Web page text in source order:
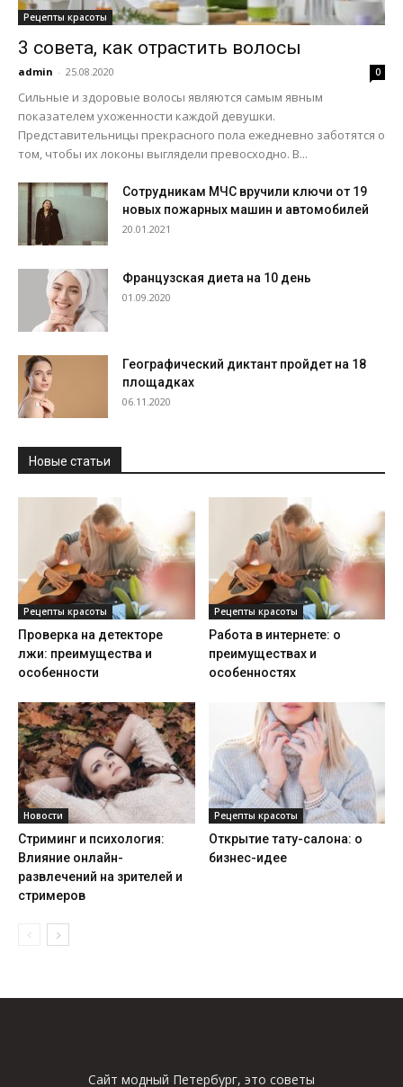
Рецепты красоты
3 совета, как отрастить волосы
admin - 25.08.2020 0
Сильные и здоровые волосы являются самым явным
показателем ухоженности каждой девушки.
Представительницы прекрасного пола ежедневно заботятся о
том, чтобы их локоны выглядели превосходно. В...
Сотрудникам МЧС вручили ключи от 19
новых пожарных машин и автомобилей
20.01.2021
Французская диета на 10 день
01.09.2020
Географический диктант пройдет на 18
площадках
06.11.2020
Новые статьи
Рецепты красоты
Проверка на детекторе
лжи: преимущества и
особенности
Рецепты красоты
Работа в интернете: о
преимуществах и
особенностях
Новости
Стриминг и психология:
Влияние онлайн-
развлечений на зрителей и
стримеров
Рецепты красоты
Открытие тату-салона: о
бизнес-идее
Сайт модный Петербург, это советы